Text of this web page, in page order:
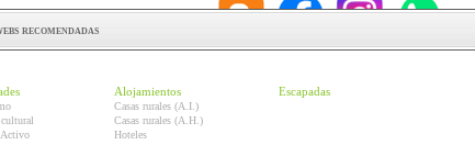
recomendadas
Alojamientos
Casas rurales (A.I.)
Casas rurales (A.H.)
Hoteles
Escapadas